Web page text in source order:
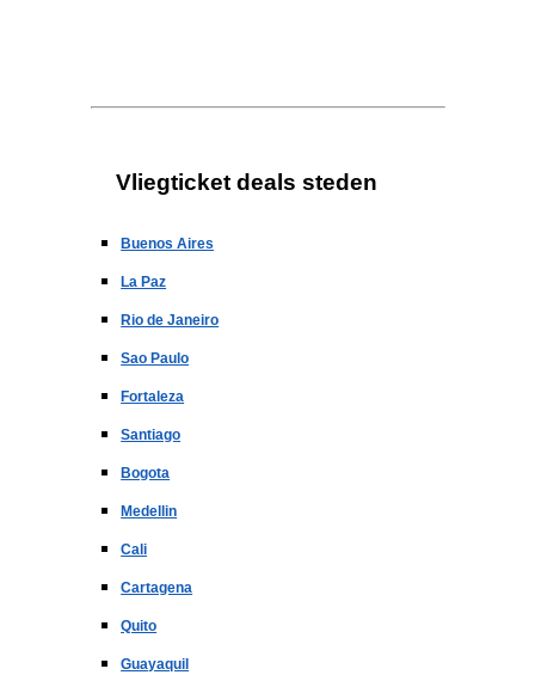
Vliegticket deals steden
Buenos Aires
La Paz
Rio de Janeiro
Sao Paulo
Fortaleza
Santiago
Bogota
Medellin
Cali
Cartagena
Quito
Guayaquil